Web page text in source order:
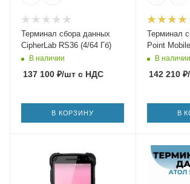
Терминал сбора данных
CipherLab RS36 (4/64 Гб)
В наличии
137 100 ₽/шт с НДС
В КОРЗИНУ
Терминал
Point
В наличии
142 210₽
В